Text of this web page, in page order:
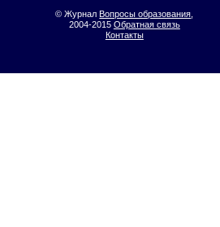
© ЖурналВопросы образования
2004-2015 Обратная связь
Контакты